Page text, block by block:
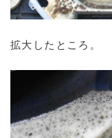
拡大したところ。